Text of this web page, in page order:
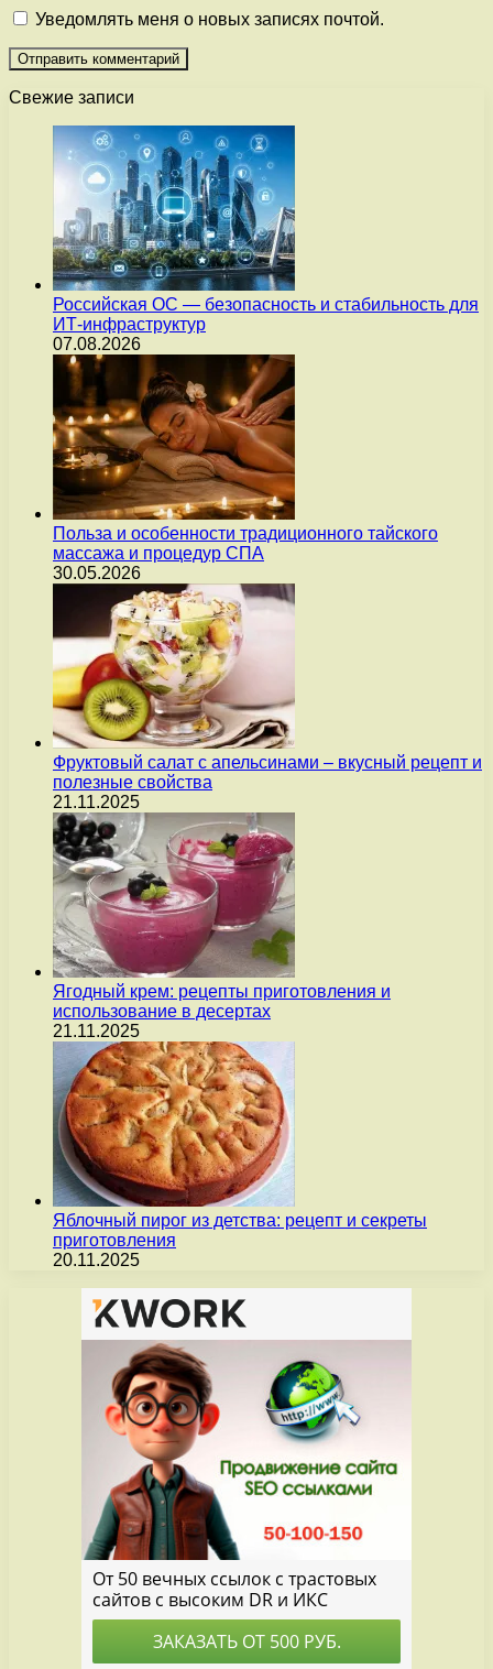
Уведомлять меня о новых записях почтой.
Свежие записи
Российская ОС — безопасность и стабильность для
ИТ-инфраструктур
07.08.2026
Польза и особенности традиционного тайского
массажа и процедур СПА
30.05.2026
Фруктовый салат с апельсинами – вкусный рецепт и
полезные свойства
21.11.2025
Ягодный крем: рецепты приготовления и
использование в десертах
21.11.2025
Яблочный пирог из детства: рецепт и секреты
приготовления
20.11.2025